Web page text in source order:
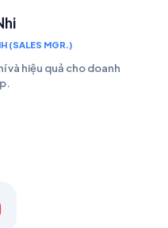
(SALES MGR.)
và hiệu quả cho doanh